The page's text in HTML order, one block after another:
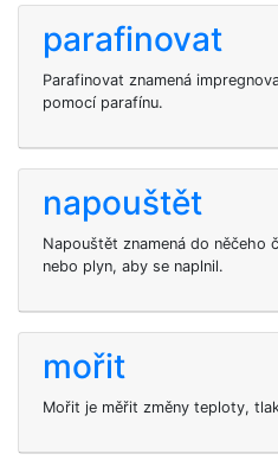
parafinovat
Parafinovat znamená
pomocí parafínu.
napouštět
Napouštět znamená do něčeho
nebo plyn, aby se naplnil.
mořit
Mořit je měřit změny teploty,